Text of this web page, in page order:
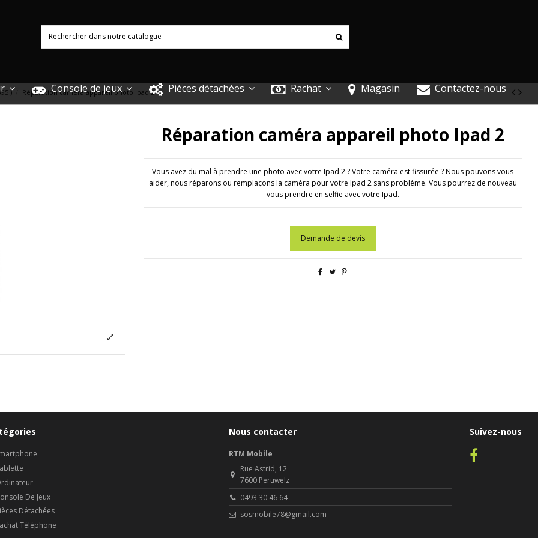
Console de jeux Pièces détachées Rachat Magasin Contactez-nous
) Réparation caméra appareil photo Ipad 2
Réparation caméra appareil photo Ipad 2
Vous avez du mal à prendre une photo avec votre Ipad 2 ? Votre caméra est fissurée ? Nous pouvons vous
aider, nous réparons ou remplaçons la caméra pour votre Ipad 2 sans problème. Vous pourrez de nouveau
vous prendre en selfie avec votre Ipad.
Demande de devis
De Jeux
Détachées
Téléphone
Nous contacter
RTM Mobile
Rue Astrid, 12
7600 Peruwelz
0493 30 46 64
sosmobile78@gmail.com
Suivez-nous